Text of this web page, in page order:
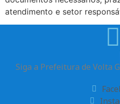
atendimento e setor
Siga a Prefeitura de Volta